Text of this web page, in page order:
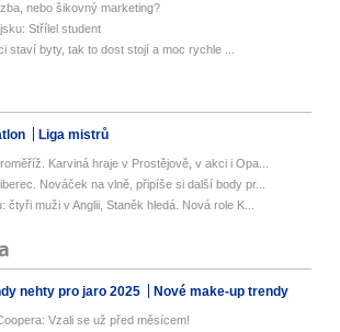
nebo šikovný marketing?
Střílel student
staví byty, tak to dost stojí a moc rychle ...
Liga mistrů
Karviná hraje v Prostějově, v akci i Opa...
Nováček na vlně, připíše si další body pr...
čtyři muži v Anglii, Staněk hledá. Nová role K...
nehty pro jaro 2025 Nové make-up trendy
Vzali se už před měsícem!